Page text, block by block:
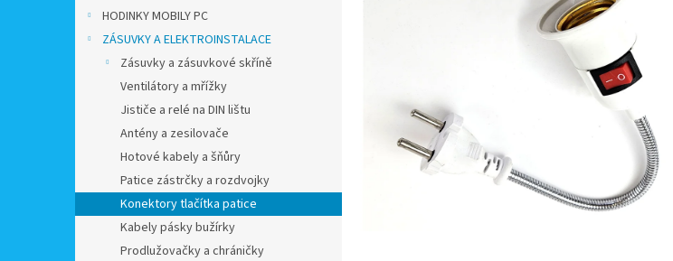
HODINKY MOBILY PC
ZÁSUVKY A ELEKTROINSTALACE
Zásuvky a zásuvkové skříně
Ventilátory a mřížky
Jističe a relé na DIN lištu
Antény a zesilovače
Hotové kabely a šňůry
Patice zástrčky a rozdvojky
Konektory tlačítka patice
Kabely pásky bužírky
Prodlužovačky a chráničky